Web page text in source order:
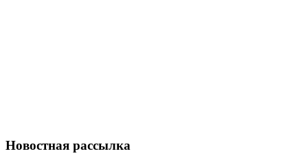
Новостная рассылка